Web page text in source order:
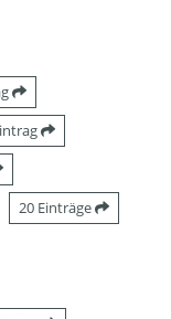
20 Einträge